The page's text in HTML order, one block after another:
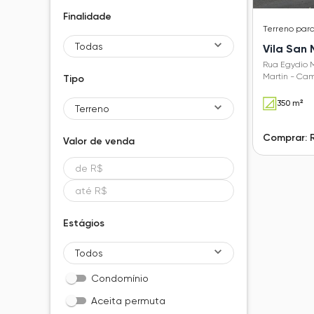
Finalidade
Todas
Tipo
Terreno
Valor de venda
Estágios
Todos
Condomínio
Aceita permuta
Terreno
Vila San
Rua Egydio
Martin -
350 m²
Comprar: